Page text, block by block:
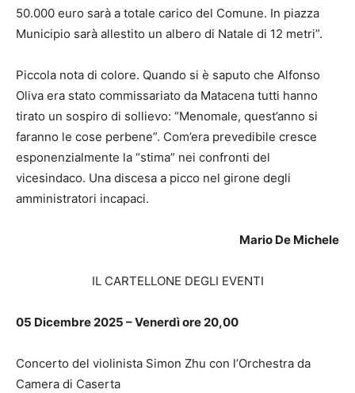
50.000 euro sarà a totale carico del Comune. In piazza
Municipio sarà allestito un albero di Natale di 12 metri”.
Piccola nota di colore. Quando si è saputo che Alfonso
Oliva era stato commissariato da Matacena tutti hanno
tirato un sospiro di sollievo: “Menomale, quest’anno si
faranno le cose perbene”. Com’era prevedibile cresce
esponenzialmente la “stima” nei confronti del
vicesindaco. Una discesa a picco nel girone degli
amministratori incapaci.
Mario De Michele
IL CARTELLONE DEGLI EVENTI
05 Dicembre 2025 – Venerdì ore 20,00
Concerto del violinista Simon Zhu con l’Orchestra da
Camera di Caserta